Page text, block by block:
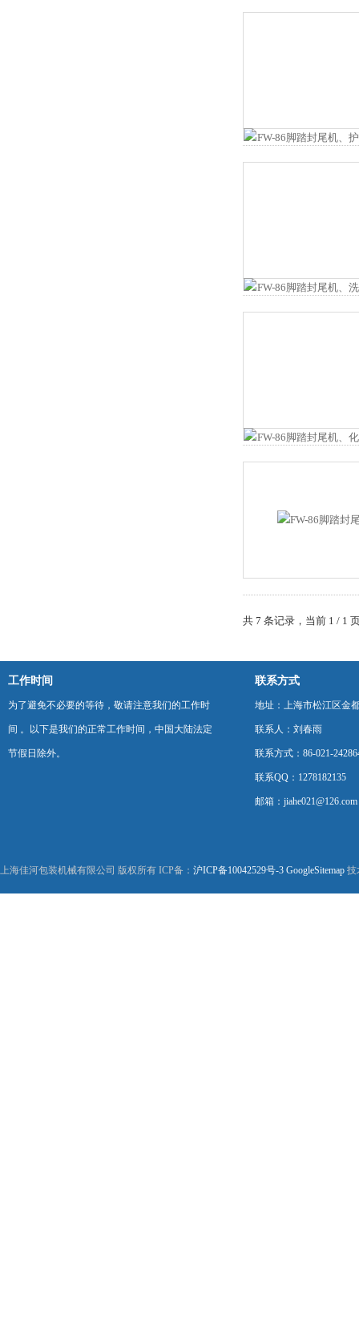
共 7 条记录，当前 1 / 1
工作时间
为了避免不必要的等待，敬请注意我们的工作时
间 。以下是我们的正常工作时间，中国大陆法定
节假日除外。
联系方式
地址：上海市松江区金
联系人：刘春雨
联系方式：86-021-
联系QQ：1278182135
邮箱：jiahe021@126.com
上海佳河包装机械有限公司 版权所有 ICP备： 沪ICP备10042529号-3 GoogleSitemap 技